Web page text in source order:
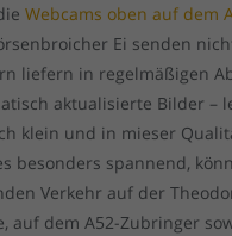
Webcams oben auf dem
Ei senden
liefern in regelmäßigen
aktualisierte Bilder –
klein und in mieser
besonders spannend,
Verkehr auf der
auf dem A52-Zubringer